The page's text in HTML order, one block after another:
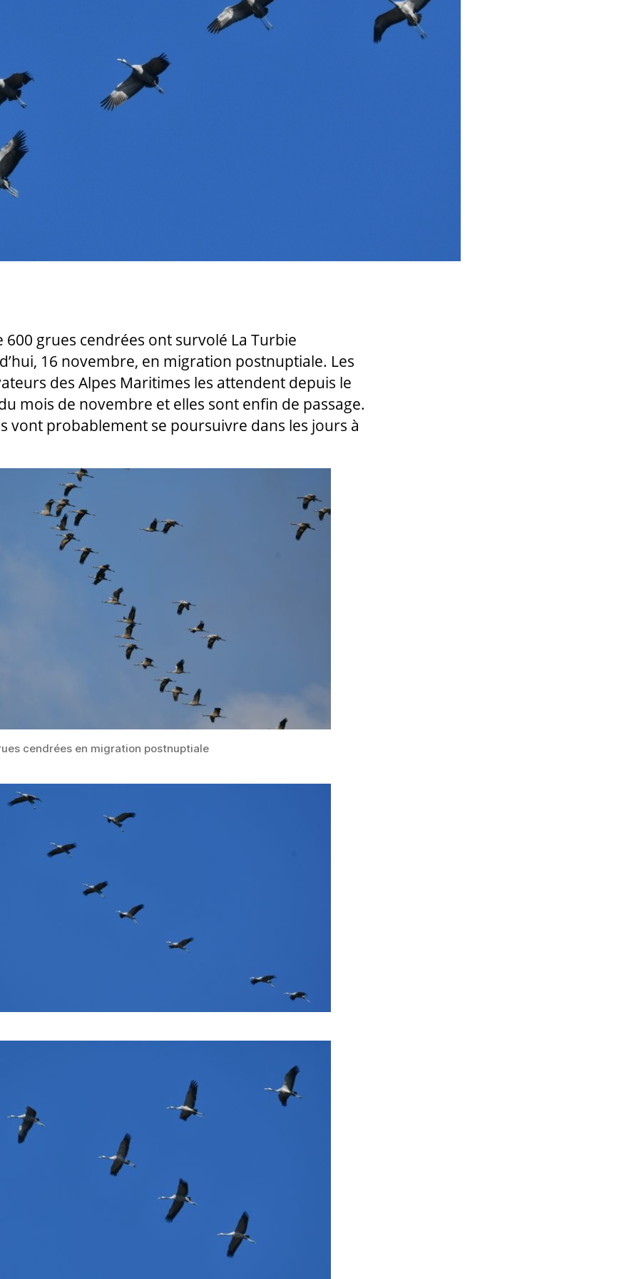
600 grues cendrées ont survolé La Turbie
16 novembre, en migration postnuptiale. Les
des Alpes Maritimes les attendent depuis le
mois de novembre et elles sont enfin de passage.
vont probablement se poursuivre dans les jours à
cendrées en migration postnuptiale